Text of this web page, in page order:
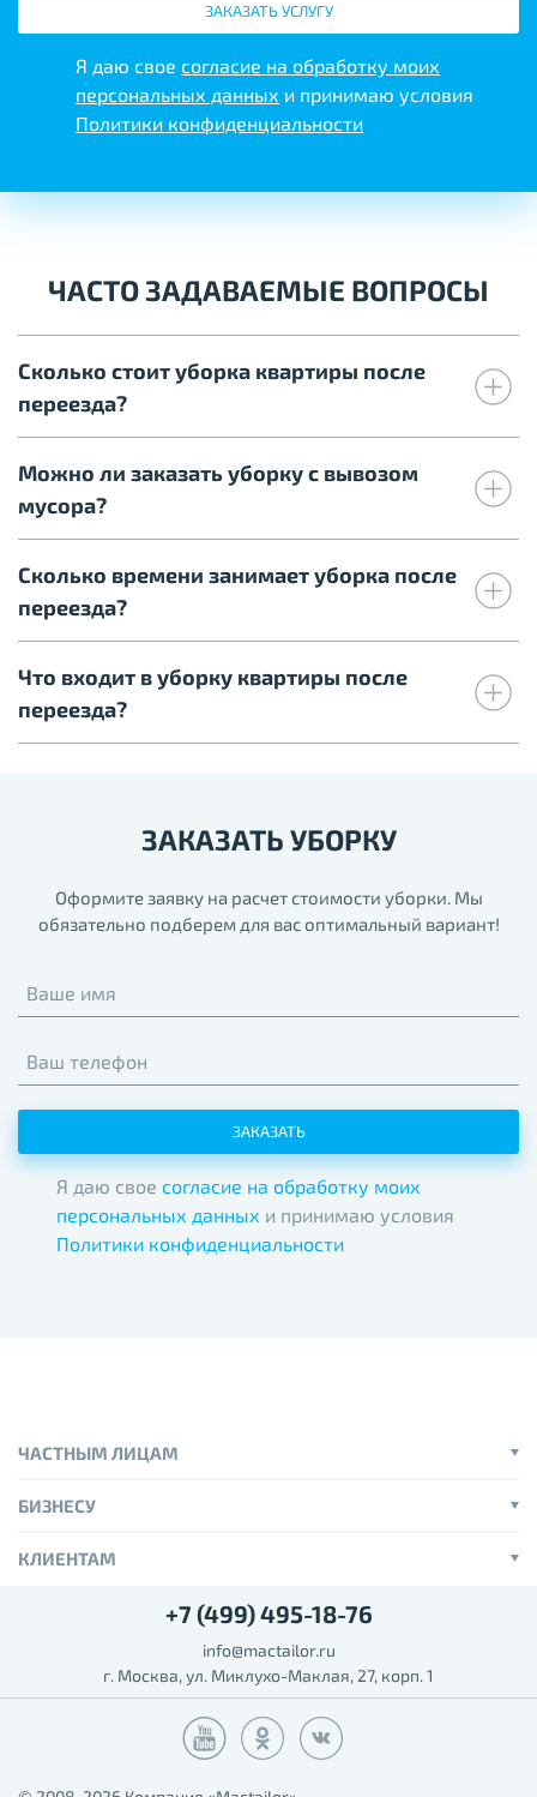
ЗАКАЗАТЬ УСЛУГУ
Я даю свое согласие на обработку моих
персональных данных и принимаю условия
Политики конфиденциальности
ЧАСТО ЗАДАВАЕМЫЕ ВОПРОСЫ
Сколько стоит уборка квартиры после
переезда?
Можно ли заказать уборку с вывозом
мусора?
Сколько времени занимает уборка после
переезда?
Что входит в уборку квартиры после
переезда?
ЗАКАЗАТЬ УБОРКУ
Оформите заявку на расчет стоимости уборки. Мы
обязательно подберем для вас оптимальный вариант!
Ваше имя
Ваш телефон
ЗАКАЗАТЬ
Я даю свое согласие на обработку моих
персональных данных и принимаю условия
Политики конфиденциальности
ЧАСТНЫМ ЛИЦАМ
БИЗНЕСУ
КЛИЕНТАМ
+7 (499) 495-18-76
info@mactailor.ru
г. Москва, ул. Миклухо-Маклая, 27, корп. 1